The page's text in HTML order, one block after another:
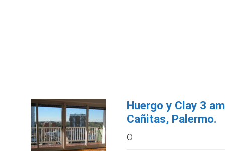
Huergo y Clay 3
Cañitas, Palermo.
0